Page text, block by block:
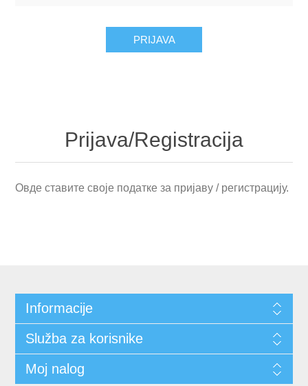
Prijava/Registracija
Овде ставите своје податке за пријаву / регистрацију.
Informacije
Služba za korisnike
Moj nalog